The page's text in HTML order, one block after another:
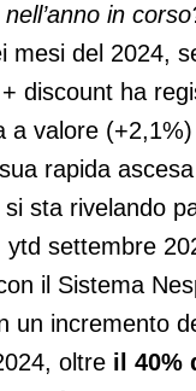
in
mesi del 2024,
discount ha
a valore
rapida
si sta rivelando
settembre
il Sistema
un incremento
oltre il 40%